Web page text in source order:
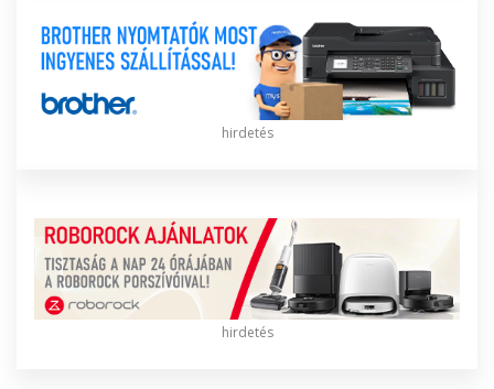
hirdetés
hirdetés